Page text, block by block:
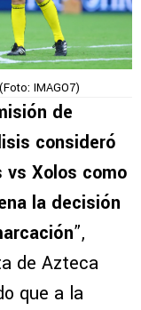
IMAGO7)
de
consideró
vs Xolos como
la decisión
”,
de Azteca
que a la